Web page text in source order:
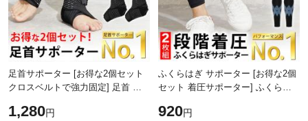
足首サポーター [お得な2個セット
クロスベルトで強力固定] 足首 サ
気 ランキング おすすめ スポーツ
1,280円
ふくらはぎ サポーター [お得な2個
セット 着圧サポーター] ふくらは
ーニング 筋トレ 足用サポーター
920円